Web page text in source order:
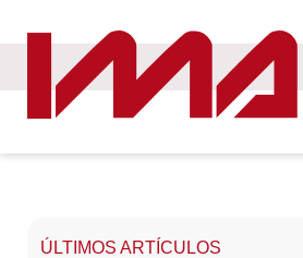
ÚLTIMOS ARTÍCULOS